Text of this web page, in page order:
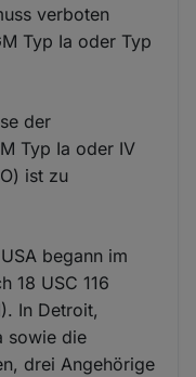
verboten
Typ Ia oder Typ
der
Typ Ia oder IV
ist zu
begann im
18 USC 116
In Detroit,
sowie die
drei Angehörige